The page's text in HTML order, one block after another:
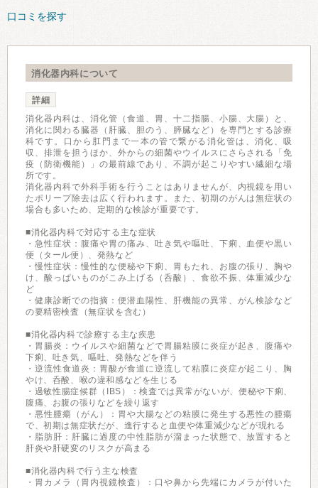
口コミを探す
消化器内科について
詳細
消化器内科は、消化管（食道、胃、十二指腸、小腸、大腸）と、
消化に関わる臓器（肝臓、胆のう、膵臓など）を専門とする診療
科です。口から肛門まで一本の管で繋がる消化管は、消化、吸
収、排泄を担うほか、外からの細菌やウイルスにさらされる「免
疫（防衛機能）」の最前線であり、不調が起こりやすい繊細な場
所です。
消化器内科で外科手術を行うことはありませんが、内視鏡を用い
たポリープ除去は広く行われます。また、初期のがんは無症状の
場合も多いため、定期的な検診が重要です。
■消化器内科で対応する主な症状
・急性症状：腹痛や胃の痛み、吐き気や嘔吐、下痢、血便や黒い
便（タール便）、発熱など
・慢性症状：慢性的な便秘や下痢、胃もたれ、お腹の張り、胸や
け、酸っぱいものがこみ上げる（呑酸）、食欲不振、体重減少な
ど
・健康診断での指摘：便潜血陽性、肝機能の異常、がん検診など
の要精密検査（無症状を含む）
■消化器内科で診療する主な疾患
・胃腸炎：ウイルスや細菌などで胃腸粘膜に炎症が起き、腹痛や
下痢、吐き気、嘔吐、発熱などを伴う
・逆流性食道炎：胃酸が食道に逆流して粘膜に炎症が起こり、胸
やけ、呑酸、喉の違和感などを生じる
・過敏性腸症候群（IBS）：検査では異常がないが、便秘や下痢、
腹痛、お腹の張りなどを繰り返す
・悪性腫瘍（がん）：胃や大腸などの粘膜に発生する悪性の腫瘍
で、初期は無症状だが、進行すると血便や体重減少などが現れる
・脂肪肝：肝臓に過度の中性脂肪が溜まった状態で、放置すると
肝炎や肝硬変のリスクが高まる
■消化器内科で行う主な検査
・胃カメラ（胃内視鏡検査）：口や鼻から先端にカメラが付いた